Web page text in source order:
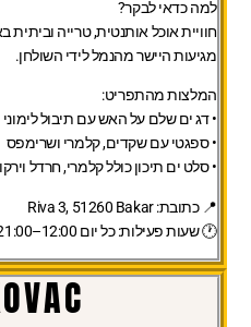
למה כדאי לבקר?
חוויית אוכל אותנטית, טרייה וביתית
מגיעות היישר מהנמל לידי השולחן.
המלצות מהתפריט:
• דג ים שלם על האש עם תיבול לימוני
• ספגטי עם שקדים, קלמרי ושרימפס
• סלט ים תיכון כולל קלמרי, חרדל
📍 כתובת:Riva 3, 51260 Bakar
🕐 שעות פעילות:כל יום 12:00–21:00